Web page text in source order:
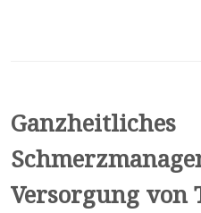
Ganzheitliches
Versorgung von